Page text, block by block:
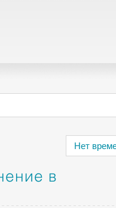
в
Нет